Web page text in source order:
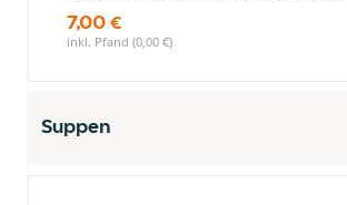
7,00 €
inkl. Pfand (0,00 €)
Suppen